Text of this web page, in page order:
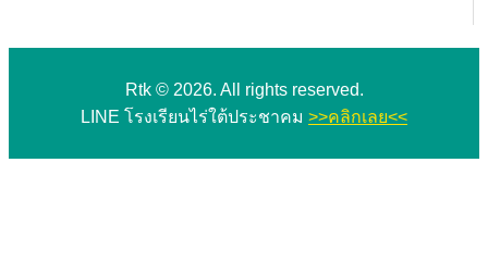
Rtk © 2026. All rights reserved.
LINE โรงเรียนไร่ใต้ประชาคม >>คลิกเลย<<